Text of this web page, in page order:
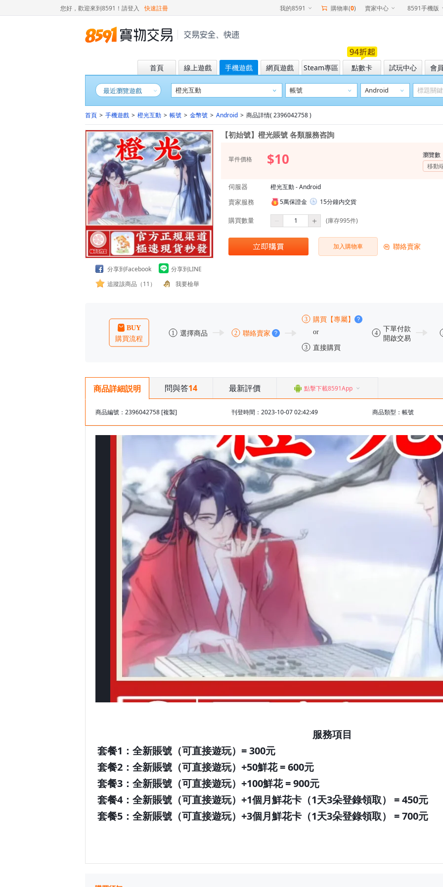
您好，歡迎來到8591！ 請登入 快速註冊 我的8591 購物車(0) 賣家中心 8591手機版
首頁 線上遊戲 手機遊戲 網頁遊戲 Steam專區 點數卡 試玩中心 會
最近瀏覽遊戲
首頁 > 手機遊戲 > 橙光互動 > 帳號 > 金幣號 > Android > 商品詳情( 2396042758 )
分享到Facebook
分享到LINE
追蹤該商品（11）
我要檢舉
【初始號】橙光賬號 各類服務咨詢
單件價格 $10
瀏覽數
移動
伺服器 橙光互動 - Android
賣家服務 5萬保證金 15分鐘内交貨
購買數量 (庫存995件)
加入購物車 聯絡賣家
商品詳細説明 問與答14 最新評價 點擊下載8591App
商品編號：2396042758 [複製] 刊登時間：2023-10-07 02:42:49 商品類型：帳號
服務項目
套餐1：全新賬號 （可直接遊玩） = 300元
套餐2： 全新賬號 （可直接遊玩）+50鮮花= 600元
套餐3： 全新賬號 （可直接遊玩）+100鮮花= 900元
套餐4： 全新賬號 （可直接遊玩）+1個月鮮花卡（1天3朵登錄領取） = 450元
套餐5： 全新賬號 （可直接遊玩）+3個月鮮花卡（1天3朵登錄領取） = 700元